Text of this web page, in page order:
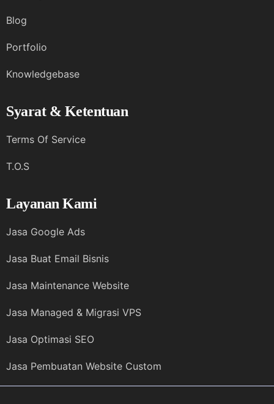
Blog
Portfolio
Knowledgebase
Syarat & Ketentuan
Terms Of Service
T.O.S
Layanan Kami
Jasa Google Ads
Jasa Buat Email Bisnis
Jasa Maintenance Website
Jasa Managed & Migrasi VPS
Jasa Optimasi SEO
Jasa Pembuatan Website Custom